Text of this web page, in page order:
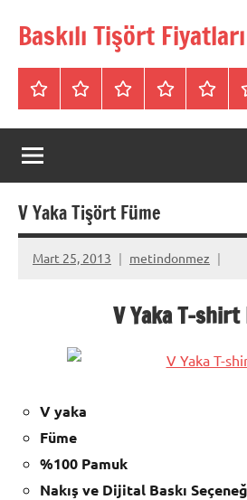
Baskılı Tişört Fiyatları
TişörtlerBisiklet
Yaka
V
Yaka
Bisiklet
Yaka
Polo
Yaka
V Yaka Tişört Füme
Mart 25, 2013 metindonmez
V Yaka T-shirt
V yaka
Füme
%100 Pamuk
Nakış ve Dijital Baskı